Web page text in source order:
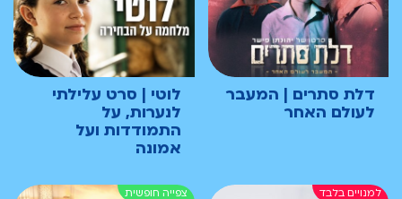
דלת סתרים | המעבר
לעולם האחר
לוטי | סרט עלילתי
לנערות, על
התמודדות ועל
אמונה